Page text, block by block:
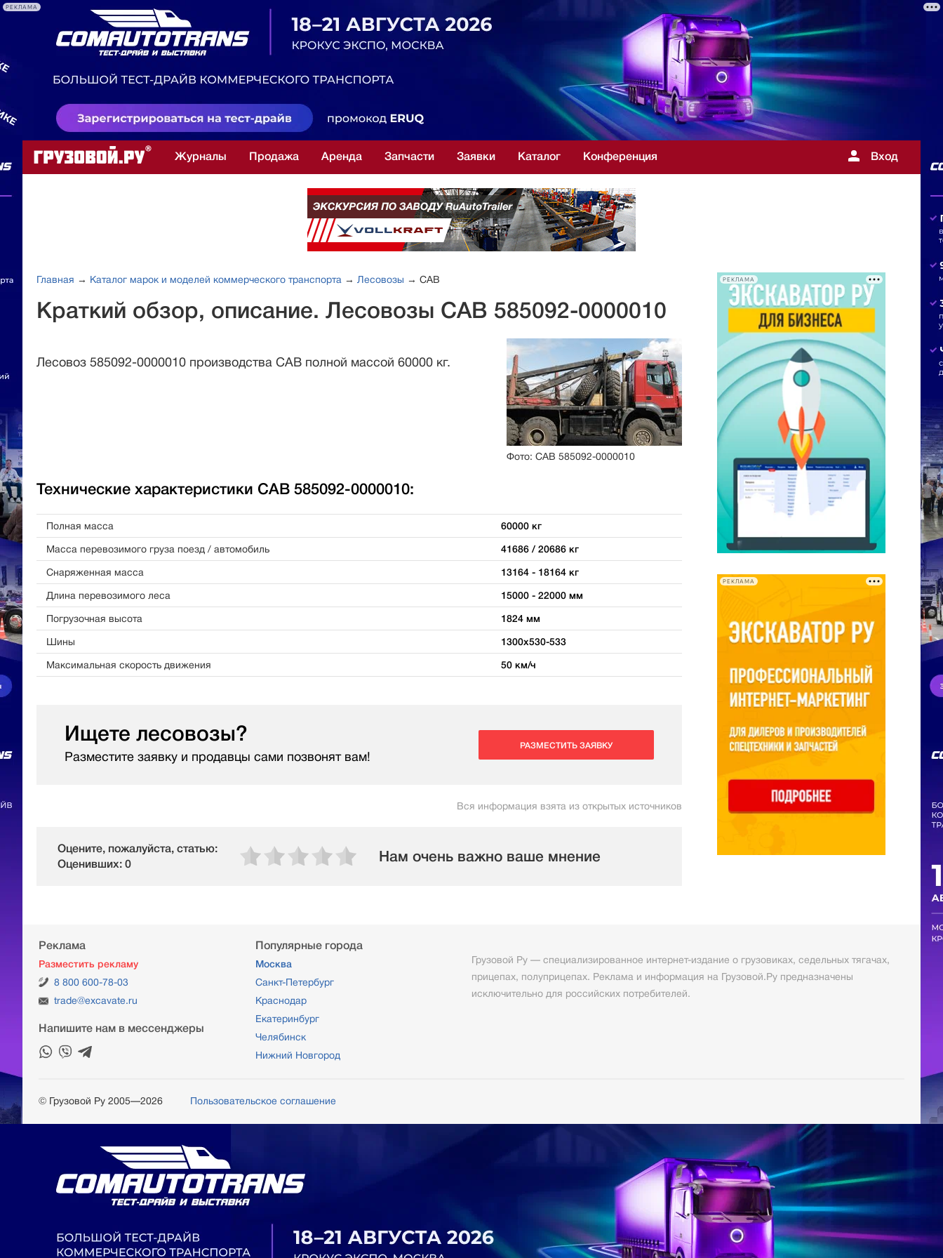
РЕКЛАМА
Вход
Журналы Продажа Аренда Запчасти Заявки Каталог Конференция
РЕКЛАМА
РЕКЛАМА
Главная → Каталог марок и моделей коммерческого транспорта → Лесовозы → САВ
Краткий обзор, описание. Лесовозы САВ 585092-0000010
Фото: САВ 585092-0000010
Лесовоз 585092-0000010 производства САВ полной массой 60000 кг.
Технические характеристики САВ 585092-0000010:
Полная масса 60000 кг
Масса перевозимого груза поезд / автомобиль 41686 / 20686 кг
Снаряженная масса 13164 - 18164 кг
Длина перевозимого леса 15000 - 22000 мм
Погрузочная высота 1824 мм
Шины 1300х530-533
Максимальная скорость движения 50 км/ч
Ищете лесовозы?
Разместите заявку и продавцы сами позвонят вам!
РАЗМЕСТИТЬ ЗАЯВКУ
Вся информация взята из открытых источников
Оцените, пожалуйста, статью:
Оценивших: 0
Нам очень важно ваше мнение
Реклама
Разместить рекламу
8 800 600-78-03
trade@excavate.ru
Напишите нам в мессенджеры
Популярные города
Москва
Санкт-Петербург
Краснодар
Екатеринбург
Челябинск
Нижний Новгород
Грузовой Ру — специализированное интернет-издание о грузовиках, седельных тягачах,
прицепах, полуприцепах. Реклама и информация на Грузовой.Ру предназначены
исключительно для российских потребителей.
© Грузовой Ру 2005—2026 Пользовательское соглашение